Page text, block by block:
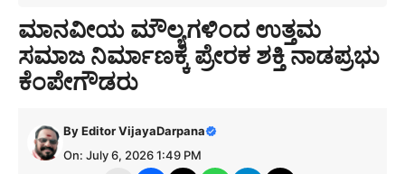
ಮಾನವೀಯ ಮೌಲ್ಯಗಳಿಂದ ಉತ್ತಮ
ಸಮಾಜ ನಿರ್ಮಾಣಕ್ಕೆ ಪ್ರೇರಕ ಶಕ್ತಿ ನಾಡಪ್ರಭು
ಕೆಂಪೇಗೌಡರು
ByEditor VijayaDarpana
On: July 6, 2026 1:49 PM